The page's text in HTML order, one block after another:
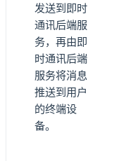
发送到即时
通讯后端服
务，再由即
时通讯后端
服务将消息
推送到用户
的终端设
备。